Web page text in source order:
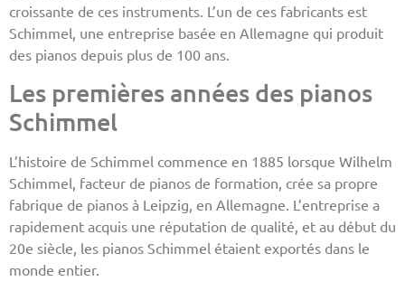
croissante de ces instruments. L’un de ces fabricants est
Schimmel, une entreprise basée en Allemagne qui produit
des pianos depuis plus de 100 ans.
Les premières années des pianos
Schimmel
L’histoire de Schimmel commence en 1885 lorsque Wilhelm
Schimmel, facteur de pianos de formation, crée sa propre
fabrique de pianos à Leipzig, en Allemagne. L’entreprise a
rapidement acquis une réputation de qualité, et au début du
20e siècle, les pianos Schimmel étaient exportés dans le
monde entier.